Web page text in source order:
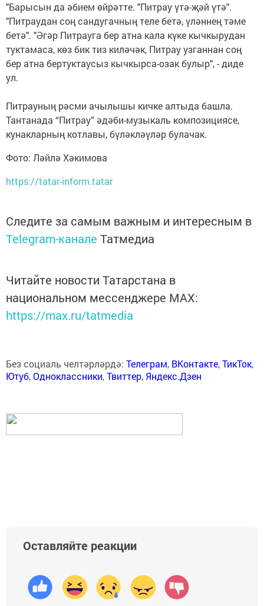
"Барысын да әбием өйрәтте. "Питрау үтә-җәй үтә".
"Питраудан соң сандугачның теле бетә, үләннең тәме
бетә". "Әгәр Питрауга бер атна кала күке кычкырудан
туктамаса, көз бик тиз киләчәк, Питрау узганнан соң
бер атна бертуктаусыз кычкырса-озак булыр", - диде
ул.
Питрауның рәсми ачылышы кичке алтыда башла.
Тантанада “Питрау” әдәби-музыкаль композициясе,
кунакларның котлавы, бүләкләүләр булачак.
Фото: Ләйлә Хәкимова
https://tatar-inform.tatar
Следите за самым важным и интересным в
Telegram-канале Татмедиа
Читайте новости Татарстана в
национальном мессенджере MАХ:
https://max.ru/tatmedia
Без социаль челтәрләрдә: Телеграм, ВКонтакте,ТикТок,
Ютуб,Одноклассники,Твиттер, Яндекс.Дзен
Оставляйте реакции